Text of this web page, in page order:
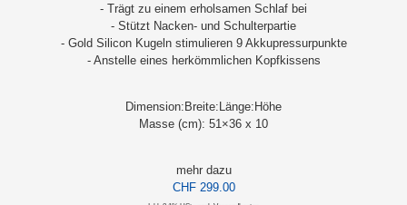
- Trägt zu einem erholsamen Schlaf bei
- Stützt Nacken- und Schulterpartie
- Gold Silicon Kugeln stimulieren 9 Akkupressurpunkte
- Anstelle eines herkömmlichen Kopfkissens
Dimension:Breite:Länge:Höhe
Masse (cm): 51×36 x 10
mehr dazu
CHF 299.00